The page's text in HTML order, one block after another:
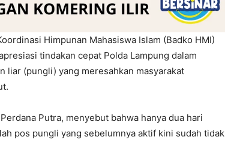
Himpunan Mahasiswa Islam (Badko HMI)
tindakan cepat Polda Lampung dalam
liar (pungli) yang meresahkan masyarakat
Putra, menyebut bahwa hanya dua hari
pos pungli yang sebelumnya aktif kini sudah tidak